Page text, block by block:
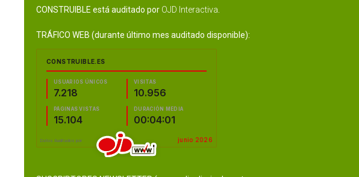
CONSTRUIBLE está auditado por OJD Interactiva
TRÁFICO WEB (durante último mes auditado disponible):